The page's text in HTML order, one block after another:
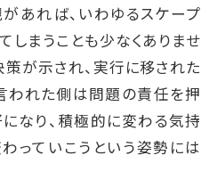
あれば、いわゆるスケープ
しまうことも少なくありませ
策が示され、実行に移された
われた側は問題の責任を押
なり、積極的に変わる気持
っていこうという姿勢には